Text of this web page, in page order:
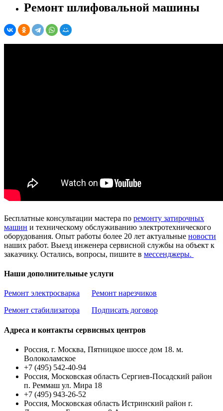
Ремонт шлифовальной машины
Бесплатные консультации мастера по ремонту затирочных
машин и техническому обслуживанию электротехнического
оборудования. Опыт работы более 20 лет актуальные новости
наших работ. Выезд инженера сервисной службы на объект к
заказчику. Остались, вопросы, пишите в мессенджеры.
Наши дополнительные услуги
Ремонт электросварка
Ремонт нарезчиков
Ремонт стабилизатора
Подписать договор
Адреса и контакты сервисных центров
Россия, г. Москва, Пятницкое шоссе дом 18. м.
Волоколамское
+7 (495) 542-40-94
Россия, Московская область Сергиев-Посадский район
п. Реммаш ул. Мира 18
+7 (495) 943-26-52
Россия, Московская область Истринский район г.